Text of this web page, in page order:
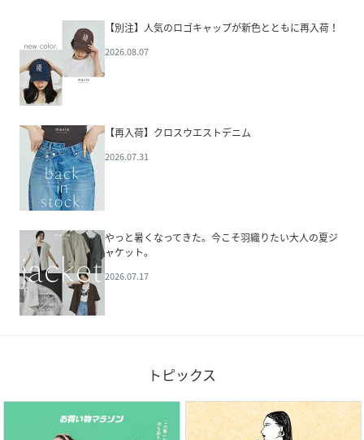
【別注】人気のロゴキャップが新色とともに再入荷！
2026.08.07
【再入荷】クロスウエストデニム
2026.07.31
やっと暑くなってきた。今こそ羽織りたい大人の夏ジ
ャケット。
2026.07.17
トピックス